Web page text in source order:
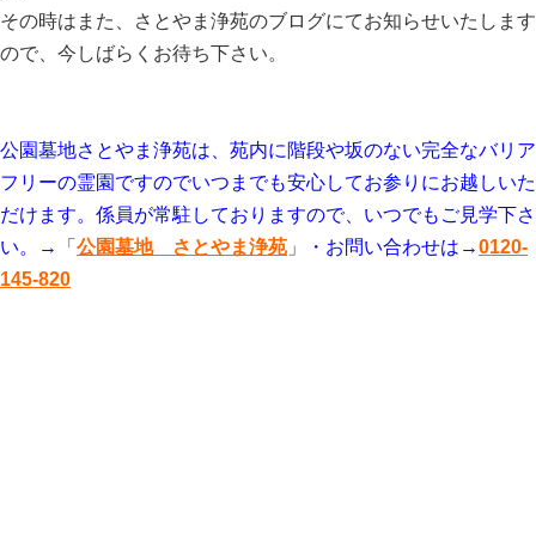
その時はまた、さとやま浄苑のブログにてお知らせいたします
ので、今しばらくお待ち下さい。
公園墓地さとやま浄苑は、苑内に階段や坂のない完全なバリア
フリーの霊園ですのでいつまでも安心してお参りにお越しいた
だけます。係員が常駐しておりますので、いつでもご見学下さ
い。→
「 公園墓地 さとやま浄苑 」 ・お問い合わせは→0120-
145-820